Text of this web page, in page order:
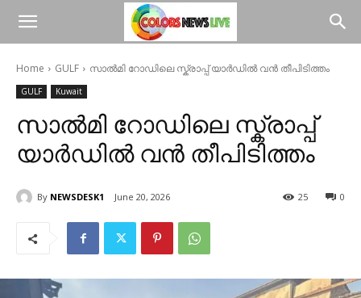
Home GULF സാൽമി റോഡിലെ സ്ക്രാപ്പ് യാർഡിൽ വൻ തീപിടിത്തം
GULF Kuwait
സാൽമി റോഡിലെ സ്ക്രാപ്പ്
യാർഡിൽ വൻ തീപിടിത്തം
By NEWSDESK1 June 20, 2026 0
25